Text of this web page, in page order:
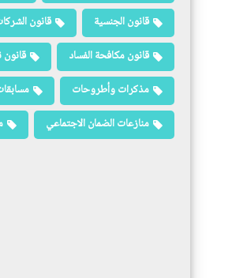
قانون الجنسية
قانون
قانون مكافحة الفساد
قانون
مذكرات وأطروحات
منازعات الضمان الاجتماعي